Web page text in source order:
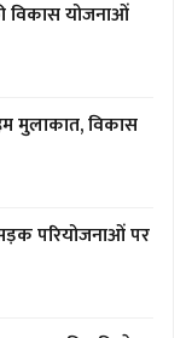
विकास योजनाओं
मुलाकात, विकास
परियोजनाओं पर